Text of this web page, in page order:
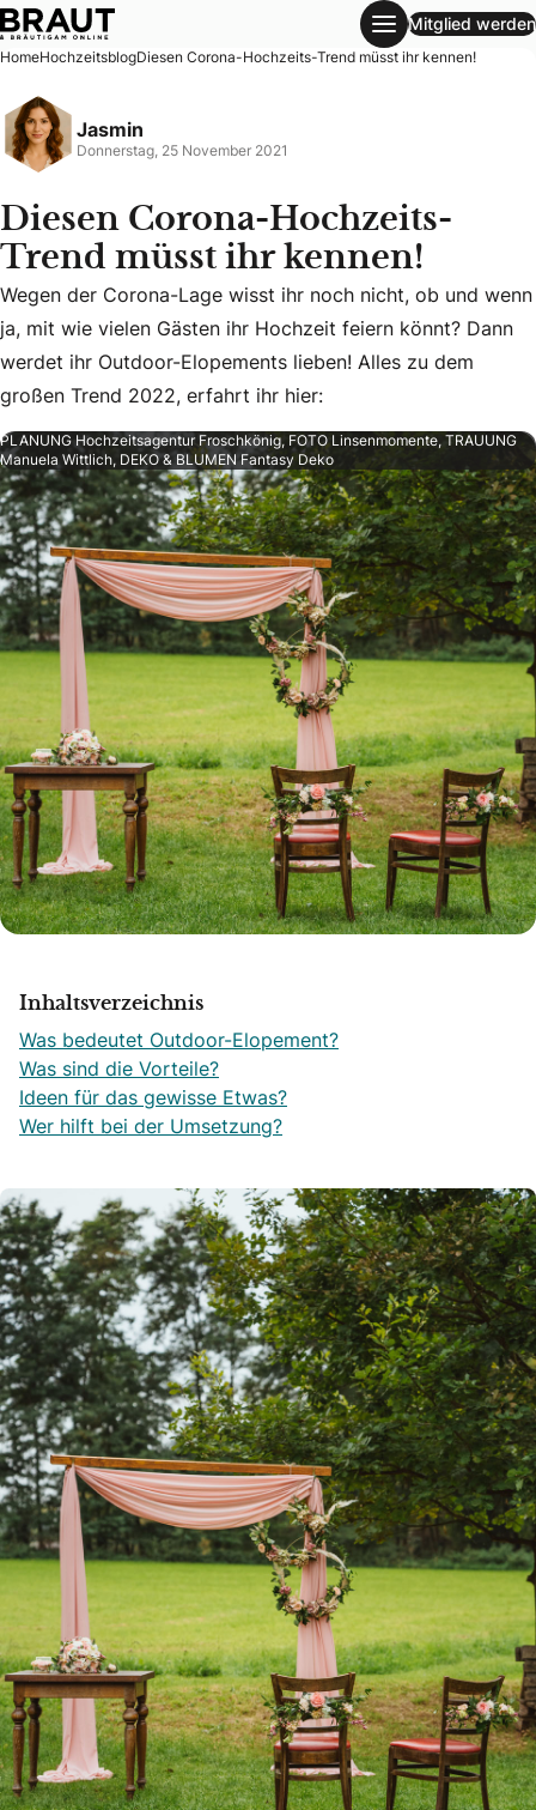
Diesen Corona-Hochzeits-Trend müsst ihr kennen!
Mitglied werden
HomeHochzeitsblogDiesen Corona-Hochzeits-Trend müsst ihr kennen!
Jasmin
Donnerstag, 25 November 2021
Diesen Corona-Hochzeits-
Trend müsst ihr kennen!
Wegen der Corona-Lage wisst ihr noch nicht, ob und
Wegen der Corona-Lage wisst ihr noch nicht, ob und wenn
ja, mit wie vielen Gästen ihr Hochzeit feiern könnt? Dann
werdet ihr Outdoor-Elopements lieben! Alles zu dem
großen Trend 2022, erfahrt ihr hier:
PLANUNG Hochzeitsagentur Froschkönig, FOTO Linsenmomente, TRAUUNG
Manuela Wittlich, DEKO & BLUMEN Fantasy Deko
Inhaltsverzeichnis
Was bedeutet Outdoor-Elopement?
Was sind die Vorteile?
Ideen für das gewisse Etwas?
Wer hilft bei der Umsetzung?